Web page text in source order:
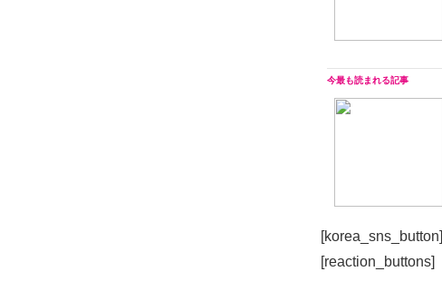
[korea_sns_button]
[reaction_buttons]